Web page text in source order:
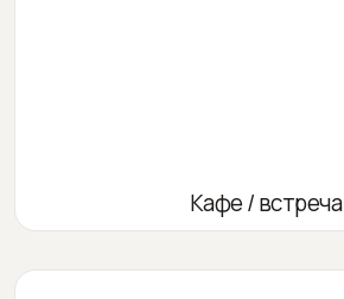
Кафе / встреча